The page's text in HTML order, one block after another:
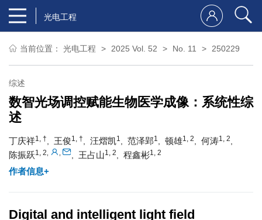
光电工程
当前位置： 光电工程 2025 Vol. 52 No. 11 250229
综述
数智光场调控赋能生物医学成像：系统性综
述
丁庆祥1, † 王俊1, † 汪熠凯1 范泽郢1 顿雄1, 2 何涛1, 2
陈振跃1, 2 王占山1, 2 程鑫彬1, 2
作者信息+
Digital and intelligent light field